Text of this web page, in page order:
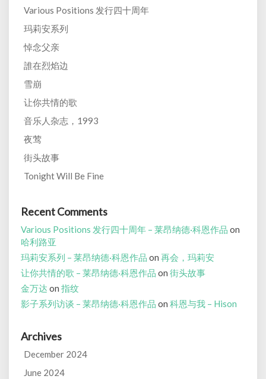
Various Positions 发行四十周年
玛莉安系列
悼念父亲
誰在烈焰边
雪崩
让你共情的歌
音乐人杂志，1993
夜莺
街头故事
Tonight Will Be Fine
Recent Comments
Various Positions 发行四十周年 – 莱昂纳德·科恩作品 on
哈利路亚
玛莉安系列 – 莱昂纳德·科恩作品 on 再会，玛莉安
让你共情的歌 – 莱昂纳德·科恩作品 on 街头故事
金万达 on 指纹
影子系列访谈 – 莱昂纳德·科恩作品 on 科恩与我 – Hison
Archives
December 2024
June 2024